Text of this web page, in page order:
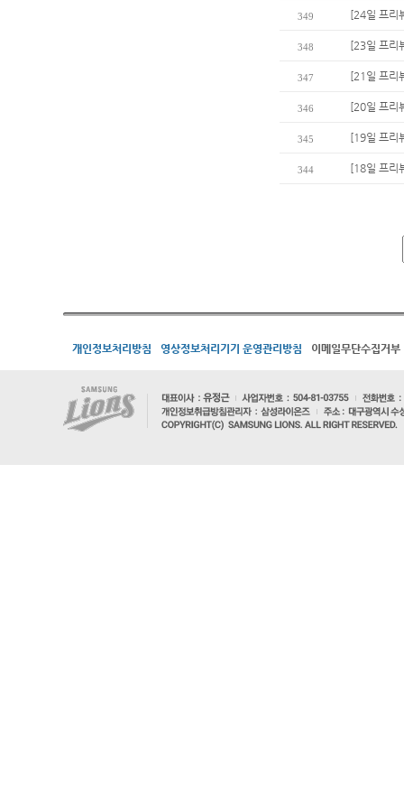
349 [24일 프리
348 [23일 프리
347 [21일 프리
346 [20일 프리
345 [19일 프리
344 [18일 프리
개인정보처리방침 영상정보처리기기 운영관리방침 이메일무단수집거부